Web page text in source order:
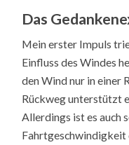
Das
Mein erster Impuls
Einfluss des Windes
den Wind nur in einer
Rückweg unterstützt
Allerdings ist es auch
Fahrtgeschwindigkeit